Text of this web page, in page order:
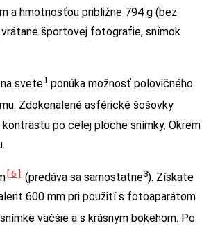
a hmotnosťou približne 794 g (bez
športovej fotografie, snímok
svete1 ponúka možnosť polovičného
Zdokonalené asférické šošovky
po celej ploche snímky. Okrem
[6] (predáva sa samostatne3). Získate
600 mm pri použití s fotoaparátom
väčšie a s krásnym bokehom. Po